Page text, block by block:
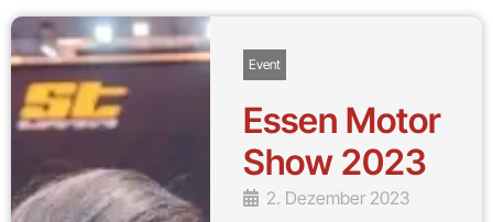
Event
Essen Motor
Show 2023
2. Dezember 2023